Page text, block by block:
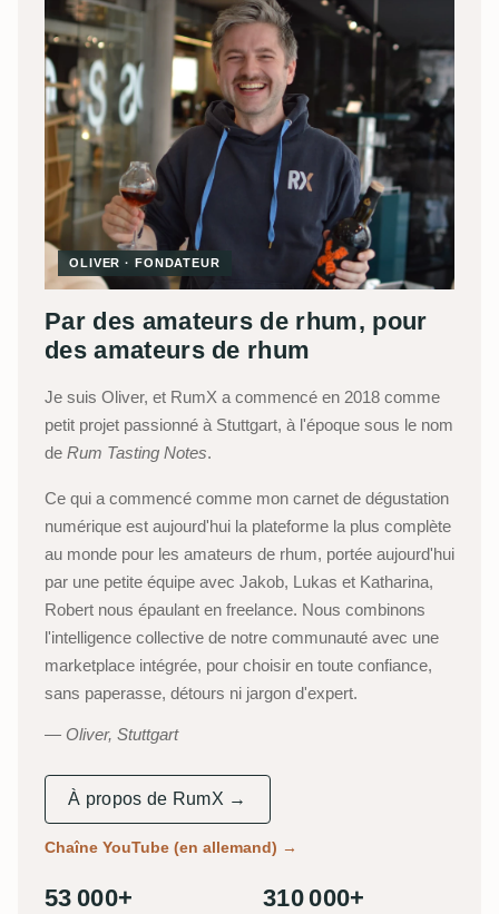
OLIVER · FONDATEUR
Par des amateurs de rhum, pour
des amateurs de rhum
Je suis Oliver, et RumX a commencé en 2018 comme
petit projet passionné à Stuttgart, à l'époque sous le nom
de Rum Tasting Notes.
Ce qui a commencé comme mon carnet de dégustation
numérique est aujourd'hui la plateforme la plus complète
au monde pour les amateurs de rhum, portée aujourd'hui
par une petite équipe avec Jakob, Lukas et Katharina,
Robert nous épaulant en freelance. Nous combinons
l'intelligence collective de notre communauté avec une
marketplace intégrée, pour choisir en toute confiance,
sans paperasse, détours ni jargon d'expert.
Oliver, Stuttgart
À propos de RumX →
Chaîne YouTube (en allemand) →
53 000+ 310 000+